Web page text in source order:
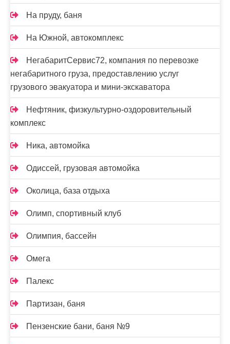
На пруду, баня
На Южной, автокомплекс
НегабаритСервис72, компания по перевозке
негабаритного груза, предоставлению услуг
грузового эвакуатора и мини-экскаватора
Нефтяник, физкультурно-оздоровительный
комплекс
Ника, автомойка
Одиссей, грузовая автомойка
Околица, база отдыха
Олимп, спортивный клуб
Олимпия, бассейн
Омега
Палекс
Партизан, баня
Пензенские бани, баня №9